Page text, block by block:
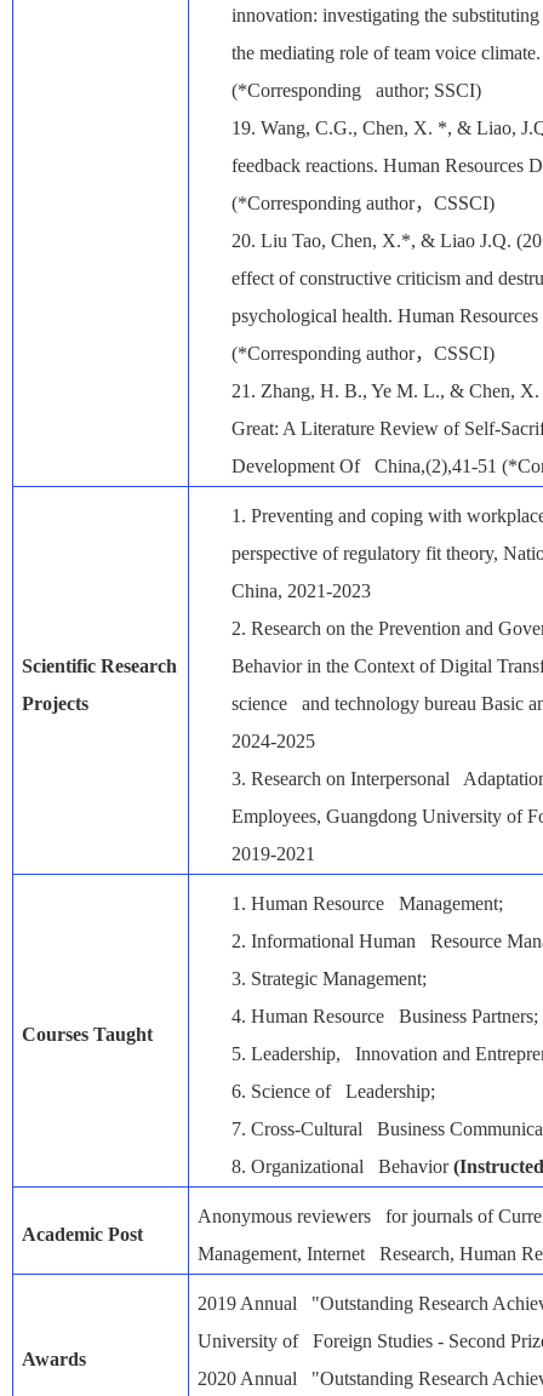
innovation: investigating the
the mediating role of team voice
(*Corresponding author; SSCI)
19. Wang, C.G., Chen, X. *, & Liao,
feedback reactions. Human
(*Corresponding author， CSSCI)
20. Liu Tao, Chen, X.*, & Liao J.Q.
effect of constructive criticism and
psychological health. Human
(*Corresponding author， CSSCI)
21. Zhang, H. B., Ye M. L., & Chen,
Great: A Literature Review of Self-
Development Of China,(2),41-51
Scientific Research
Projects
1. Preventing and coping with
perspective of regulatory fit theory,
China, 2021-2023
2. Research on the Prevention and
Behavior in the Context of Digital
science and technology bureau Basic
2024-2025
3. Research on Interpersonal
Employees, Guangdong University of
2019-2021
Courses Taught
1. Human Resource Management;
2. Informational Human Resource
3. Strategic Management;
4. Human Resource Business Partners;
5. Leadership, Innovation and
6. Science of Leadership;
7. Cross-Cultural Business
8. Organizational Behavior
Academic Post
Anonymous reviewers for journals of
Management, Internet Research, Human
Awards
2019 Annual "Outstanding Research
University of Foreign Studies - Second
2020 Annual "Outstanding Research